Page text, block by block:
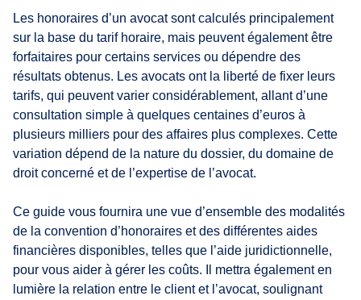
Les honoraires d’un avocat sont calculés principalement
sur la base du tarif horaire, mais peuvent également être
forfaitaires pour certains services ou dépendre des
résultats obtenus. Les avocats ont la liberté de fixer leurs
tarifs, qui peuvent varier considérablement, allant d’une
consultation simple à quelques centaines d’euros à
plusieurs milliers pour des affaires plus complexes. Cette
variation dépend de la nature du dossier, du domaine de
droit concerné et de l’expertise de l’avocat.
Ce guide vous fournira une vue d’ensemble des modalités
de la convention d’honoraires et des différentes aides
financières disponibles, telles que l’aide juridictionnelle,
pour vous aider à gérer les coûts. Il mettra également en
lumière la relation entre le client et l’avocat, soulignant